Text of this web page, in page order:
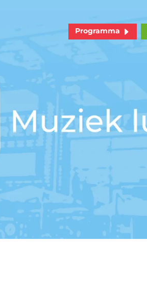
Programma